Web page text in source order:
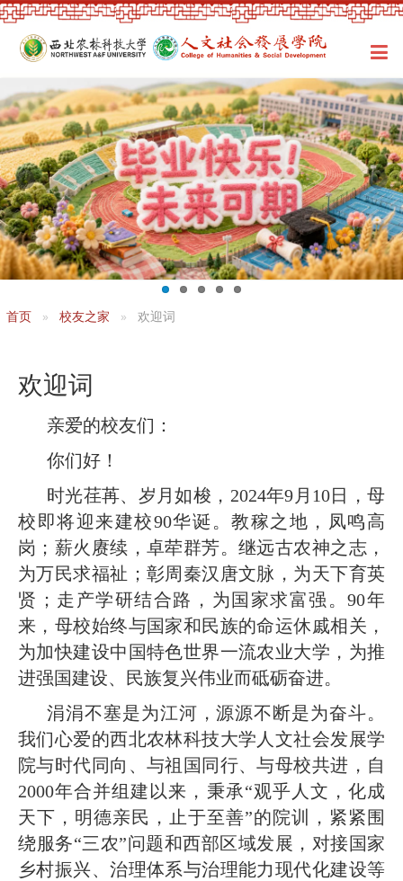
首页 校友之家 欢迎词
欢迎词
亲爱的校友们：
你们好！
时光荏苒、岁月如梭，2024年9月10日，母
校即将迎来建校90华诞。教稼之地，凤鸣高
岗；薪火赓续，卓荦群芳。继远古农神之志，
为万民求福祉；彰周秦汉唐文脉，为天下育英
贤；走产学研结合路，为国家求富强。90年
来，母校始终与国家和民族的命运休戚相关，
为加快建设中国特色世界一流农业大学，为推
进强国建设、民族复兴伟业而砥砺奋进。
涓涓不塞是为江河，源源不断是为奋斗。
我们心爱的西北农林科技大学人文社会发展学
院与时代同向、与祖国同行、与母校共进，自
2000年合并组建以来，秉承“观乎人文，化成
天下，明德亲民，止于至善”的院训，紧紧围
绕服务“三农”问题和西部区域发展，对接国家
乡村振兴、治理体系与治理能力现代化建设等